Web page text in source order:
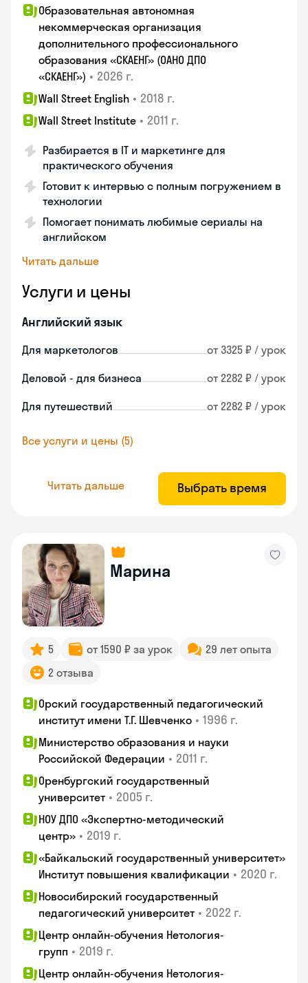
Образовательная автономная
некоммерческая организация
дополнительного профессионального
образования «СКАЕНГ» (ОАНО ДПО
«СКАЕНГ») • 2026 г.
Wall Street English • 2018 г.
Wall Street Institute • 2011 г.
Разбирается в IT и маркетинге для
практического обучения
Готовит к интервью с полным погружением в
технологии
Помогает понимать любимые сериалы на
английском
Читать дальше
Услуги и цены
Английский язык
Для маркетологов от 3325 ₽ / урок
Деловой - для бизнеса от 2282 ₽ / урок
Для путешествий от 2282 ₽ / урок
Все услуги и цены (5)
Читать дальше Выбрать время
Марина
5 от 1590 ₽ за урок
29 лет опыта
2 отзыва
Орский государственный педагогический
институт имени Т.Г. Шевченко • 1996 г.
Министерство образования и науки
Российской Федерации • 2011 г.
Оренбургский государственный
университет • 2005 г.
НОУ ДПО «Экспертно-методический
центр» • 2019 г.
«Байкальский государственный университет»
Институт повышения квалификации • 2020 г.
Новосибирский государственный
педагогический университет • 2022 г.
Центр онлайн-обучения Нетология-
групп • 2019 г.
Центр онлайн-обучения Нетология-